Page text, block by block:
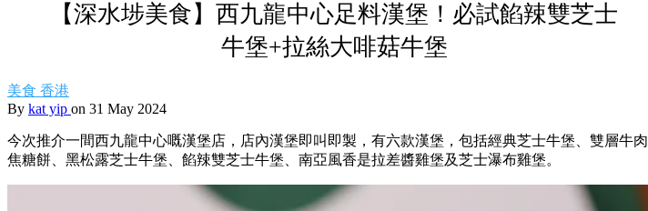
【深水埗美食】西九龍中心足料漢堡！必試餡辣雙芝士
牛堡+拉絲大啡菇牛堡
美食 香港
By kat yip on 31 May 2024
今次推介一間西九龍中心嘅漢堡店，店內漢堡即叫即製，有六款漢堡，包括經典芝士牛堡、雙層牛肉
焦糖餅、黑松露芝士牛堡、餡辣雙芝士牛堡、南亞風香是拉差醬雞堡及芝士瀑布雞堡。